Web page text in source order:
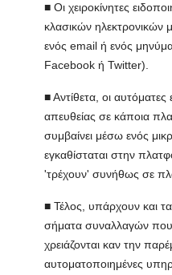
■ Οι χειροκίνητες
κλασικών
ενός email ή ενός
Facebook ή Twitter).
■ Αντίθετα, οι αυτόματες
απευθείας σε κάποια
συμβαίνει μέσω ενός
εγκαθίσταται στην
'τρέχουν' συνήθως σε
■ Τέλος, υπάρχουν και
σήματα συναλλαγών που
χρειάζονται καν την
αυτοματοποιημένες